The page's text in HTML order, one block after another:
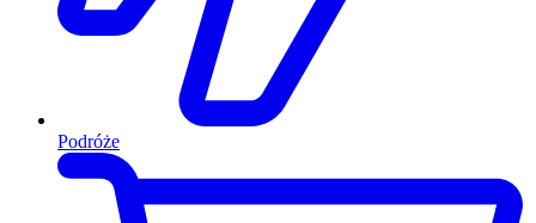
Podróże